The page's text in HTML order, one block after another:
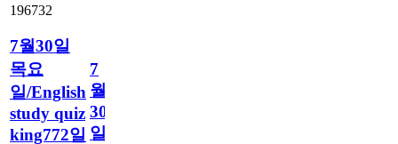
196732
7월30일
목요
일/English
study quiz
king772일
7
월
30
일